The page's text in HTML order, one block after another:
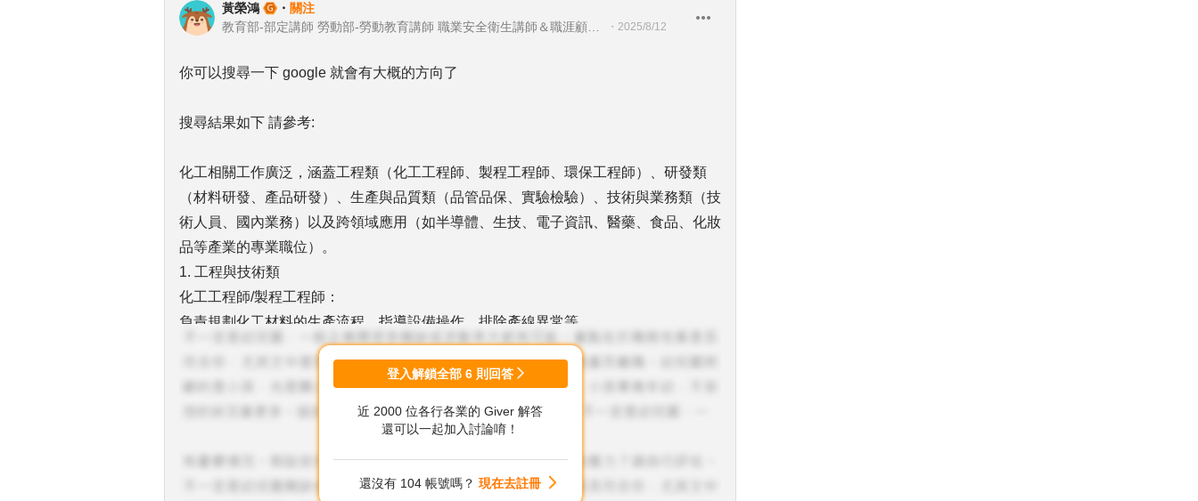
黃榮鴻 ・ 關注
・ 2025/8/12
你可以搜尋一下 google 就會有大概的方向了
搜尋結果如下 請參考:
化工相關工作廣泛，涵蓋工程類（化工工程師、製程工程師、環保工程師）、研發類
（材料研發、產品研發）、生產與品質類（品管品保、實驗檢驗）、技術與業務類（技
術人員、國內業務）以及跨領域應用（如半導體、生技、電子資訊、醫藥、食品、化妝
品等產業的專業職位）。
1. 工程與技術類
化工工程師/製程工程師：
負責規劃化工材料的生產流程、指導設備操作、排除產線異常等。
環保工程師/技師：
專注於環境保護相關工作，如廢水、廢氣處理，並設計和執行污染治理方案。
特用化學工程師：
在特定領域，如半導體、光電、電子等產業，從事特用化學品的研發與應用。
負責化學生產設備的維護與運轉。
2. 研發與實驗類
登入解鎖全部 6 則回答
近 2000 位各行各業的 Giver 解答
還可以一起加入討論唷！
還沒有 104 帳號嗎？ 現在去註冊